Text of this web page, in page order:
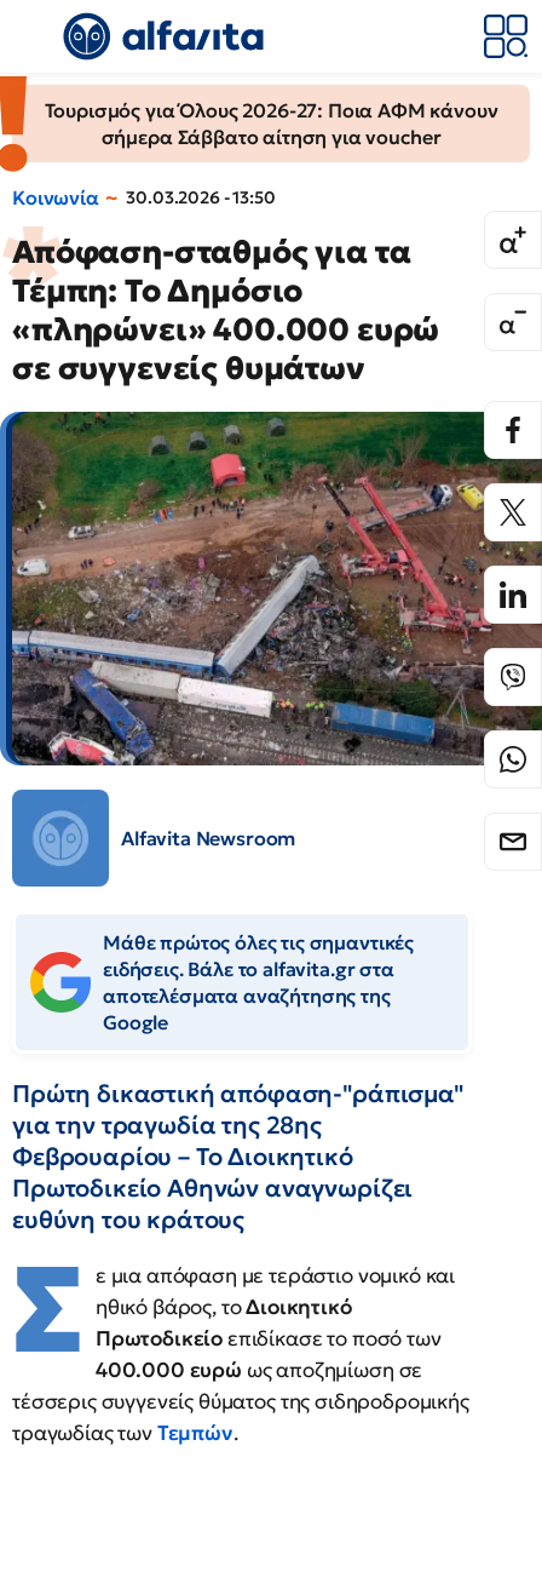
Τουρισμός για Όλους 2026-27: Ποια ΑΦΜ κάνουν
σήμερα Σάββατο αίτηση για voucher
Κοινωνία 30.03.2026 - 13:50
Απόφαση-σταθμός για τα
Τέμπη: Το Δημόσιο
«πληρώνει» 400.000 ευρώ
σε συγγενείς θυμάτων
Alfavita Newsroom
Μάθε πρώτος όλες τις σημαντικές
ειδήσεις. Βάλε το alfavita.gr στα
αποτελέσματα αναζήτησης της
Google
Πρώτη δικαστική απόφαση-"ράπισμα"
για την τραγωδία της 28ης
Φεβρουαρίου – Το Διοικητικό
Πρωτοδικείο Αθηνών αναγνωρίζει
ευθύνη του κράτους
Σ ε μια απόφαση με τεράστιο νομικό και
ηθικό βάρος, τοΔιοικητικό
Πρωτοδικείοεπιδίκασε το ποσό των
400.000 ευρώ ως αποζημίωση σε
τέσσερις συγγενείς θύματος της σιδηροδρομικής
τραγωδίας τωνΤεμπών.